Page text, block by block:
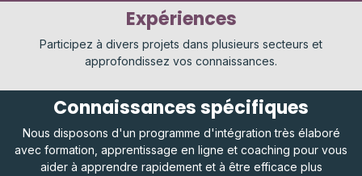
Expériences
Participez à divers projets dans plusieurs secteurs et
approfondissez vos connaissances.
Connaissances spécifiques
Nous disposons d'un programme d'intégration très élaboré
avec formation, apprentissage en ligne et coaching pour vous
aider à apprendre rapidement et à être efficace plus